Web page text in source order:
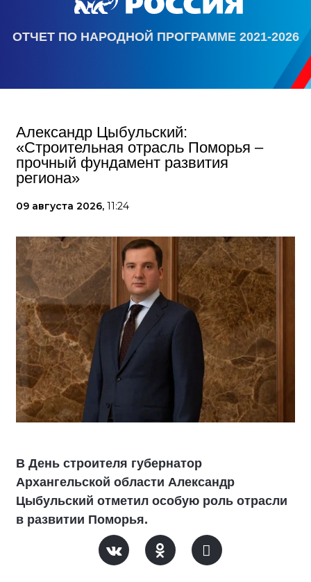
ОТЧЕТ ПО НАРОДНОЙ ПРОГРАММЕ 2021-2026
Александр Цыбульский:
«Строительная отрасль Поморья –
прочный фундамент развития
региона»
09 августа 2026, 11:24
В День строителя губернатор
Архангельской области Александр
Цыбульский отметил особую роль отрасли
в развитии Поморья.